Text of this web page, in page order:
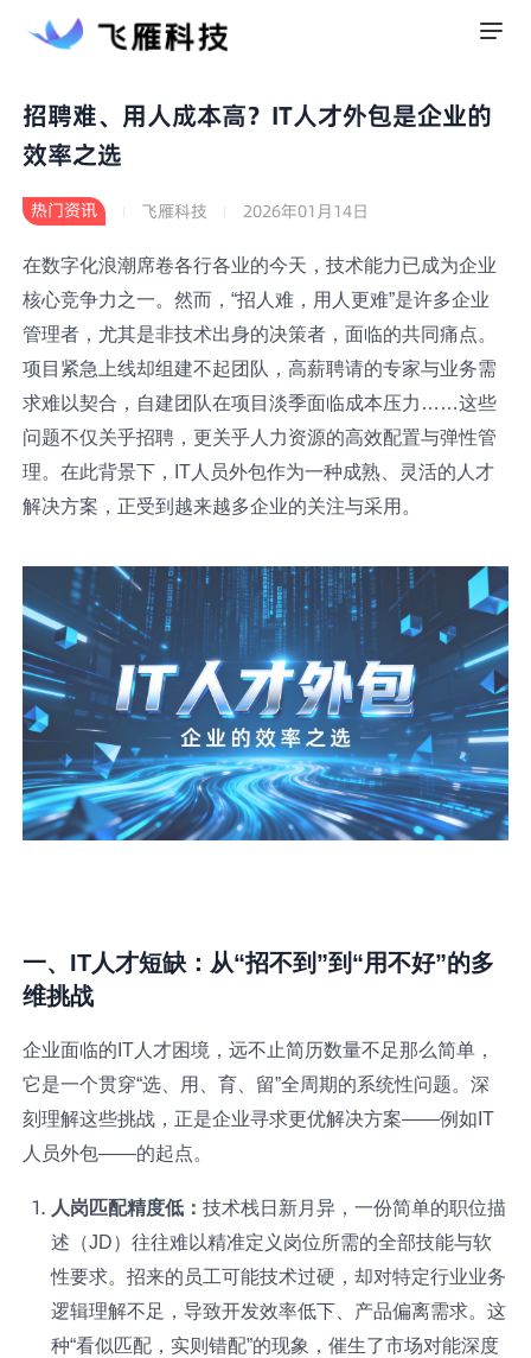
招聘难、用人成本高？IT人才外包是企业的
效率之选
热门资讯 飞雁科技 2026年01月14日
在数字化浪潮席卷各行各业的今天，技术能力已成为企业
核心竞争力之一。然而，“招人难，用人更难”是许多企业
管理者，尤其是非技术出身的决策者，面临的共同痛点。
项目紧急上线却组建不起团队，高薪聘请的专家与业务需
求难以契合，自建团队在项目淡季面临成本压力……这些
问题不仅关乎招聘，更关乎人力资源的高效配置与弹性管
理。在此背景下，IT人员外包作为一种成熟、灵活的人才
解决方案，正受到越来越多企业的关注与采用。
一、IT人才短缺：从“招不到”到“用不好”的多
维挑战
企业面临的IT人才困境，远不止简历数量不足那么简单，
它是一个贯穿“选、用、育、留”全周期的系统性问题。深
刻理解这些挑战，正是企业寻求更优解决方案——例如IT
人员外包——的起点。
人岗匹配精度低： 技术栈日新月异，一份简单的职位描
述（JD）往往难以精准定义岗位所需的全部技能与软
性要求。招来的员工可能技术过硬，却对特定行业业务
逻辑理解不足，导致开发效率低下、产品偏离需求。这
种“看似匹配，实则错配”的现象，催生了市场对能深度